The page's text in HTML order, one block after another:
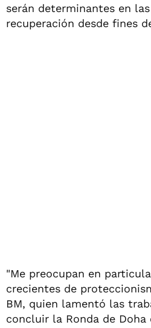
serán determinantes en
recuperación desde fines
"Me preocupan en
crecientes de
BM, quien lamentó las
concluir la Ronda de